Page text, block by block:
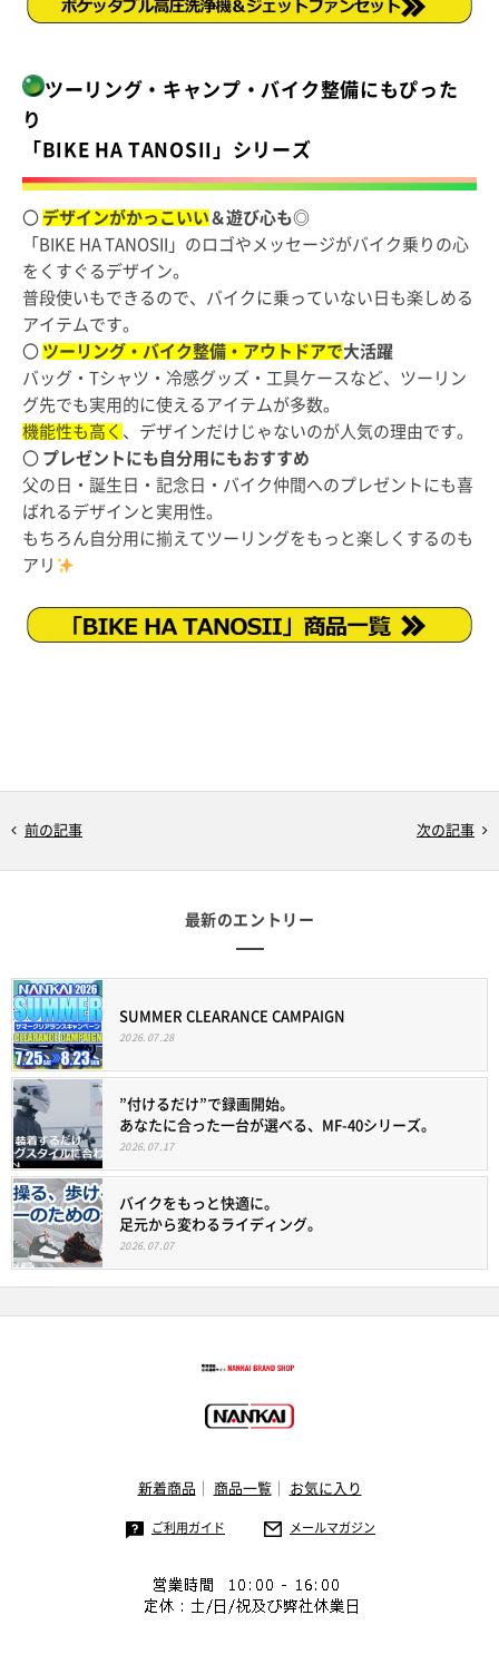
ツーリング・キャンプ・バイク整備にもぴった
り
「BIKE HA TANOSII」 シリーズ
〇 デザインがかっこいい ＆遊び心も◎
「BIKE HA TANOSII」のロゴやメッセージがバイク乗りの心
をくすぐるデザイン。
普段使いもできるので、バイクに乗っていない日も楽しめる
アイテムです。
〇 ツーリング・バイク整備・アウトドアで大活躍
バッグ・Tシャツ・冷感グッズ・工具ケースなど、ツーリン
グ先でも実用的に使えるアイテムが多数。
機能性も高く 、デザインだけじゃないのが人気の理由です。
〇 プレゼントにも自分用にもおすすめ
父の日・誕生日・記念日・バイク仲間へのプレゼントにも喜
ばれるデザインと実用性。
もちろん自分用に揃えてツーリングをもっと楽しくするのも
アリ
前の記事 次の記事
最新のエントリー
SUMMER CLEARANCE CAMPAIGN
2026.07.28
”付けるだけ”で録画開始。
あなたに合った一台が選べる、MF-40シリーズ。
2026.07.17
バイクをもっと快適に。
足元から変わるライディング。
2026.07.07
新着商品 商品一覧 お気に入り
ご利用ガイド メールマガジン